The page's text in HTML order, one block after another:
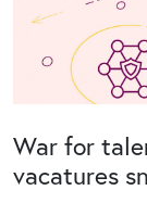
War for
vacatures